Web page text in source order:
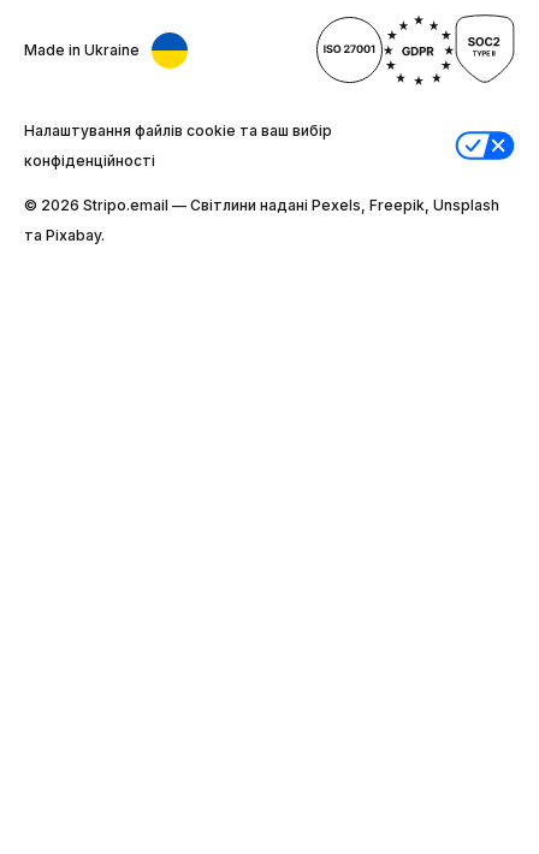
Made in Ukraine
Налаштування файлів cookie та ваш вибір
конфіденційності
© 2026 Stripо.email — Світлини надані Pexels, Freepik, Unsplash
та Pixabay.